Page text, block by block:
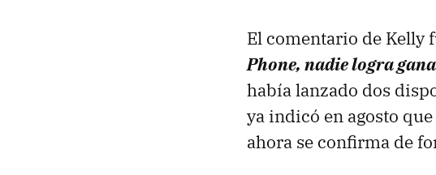
El comentario de Kelly
Phone, nadie logra
había lanzado dos
ya indicó en agosto
ahora se confirma de